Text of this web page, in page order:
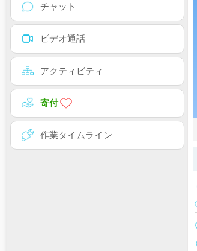
チャット
ビデオ通話
アクティビティ
寄付
作業タイムライン